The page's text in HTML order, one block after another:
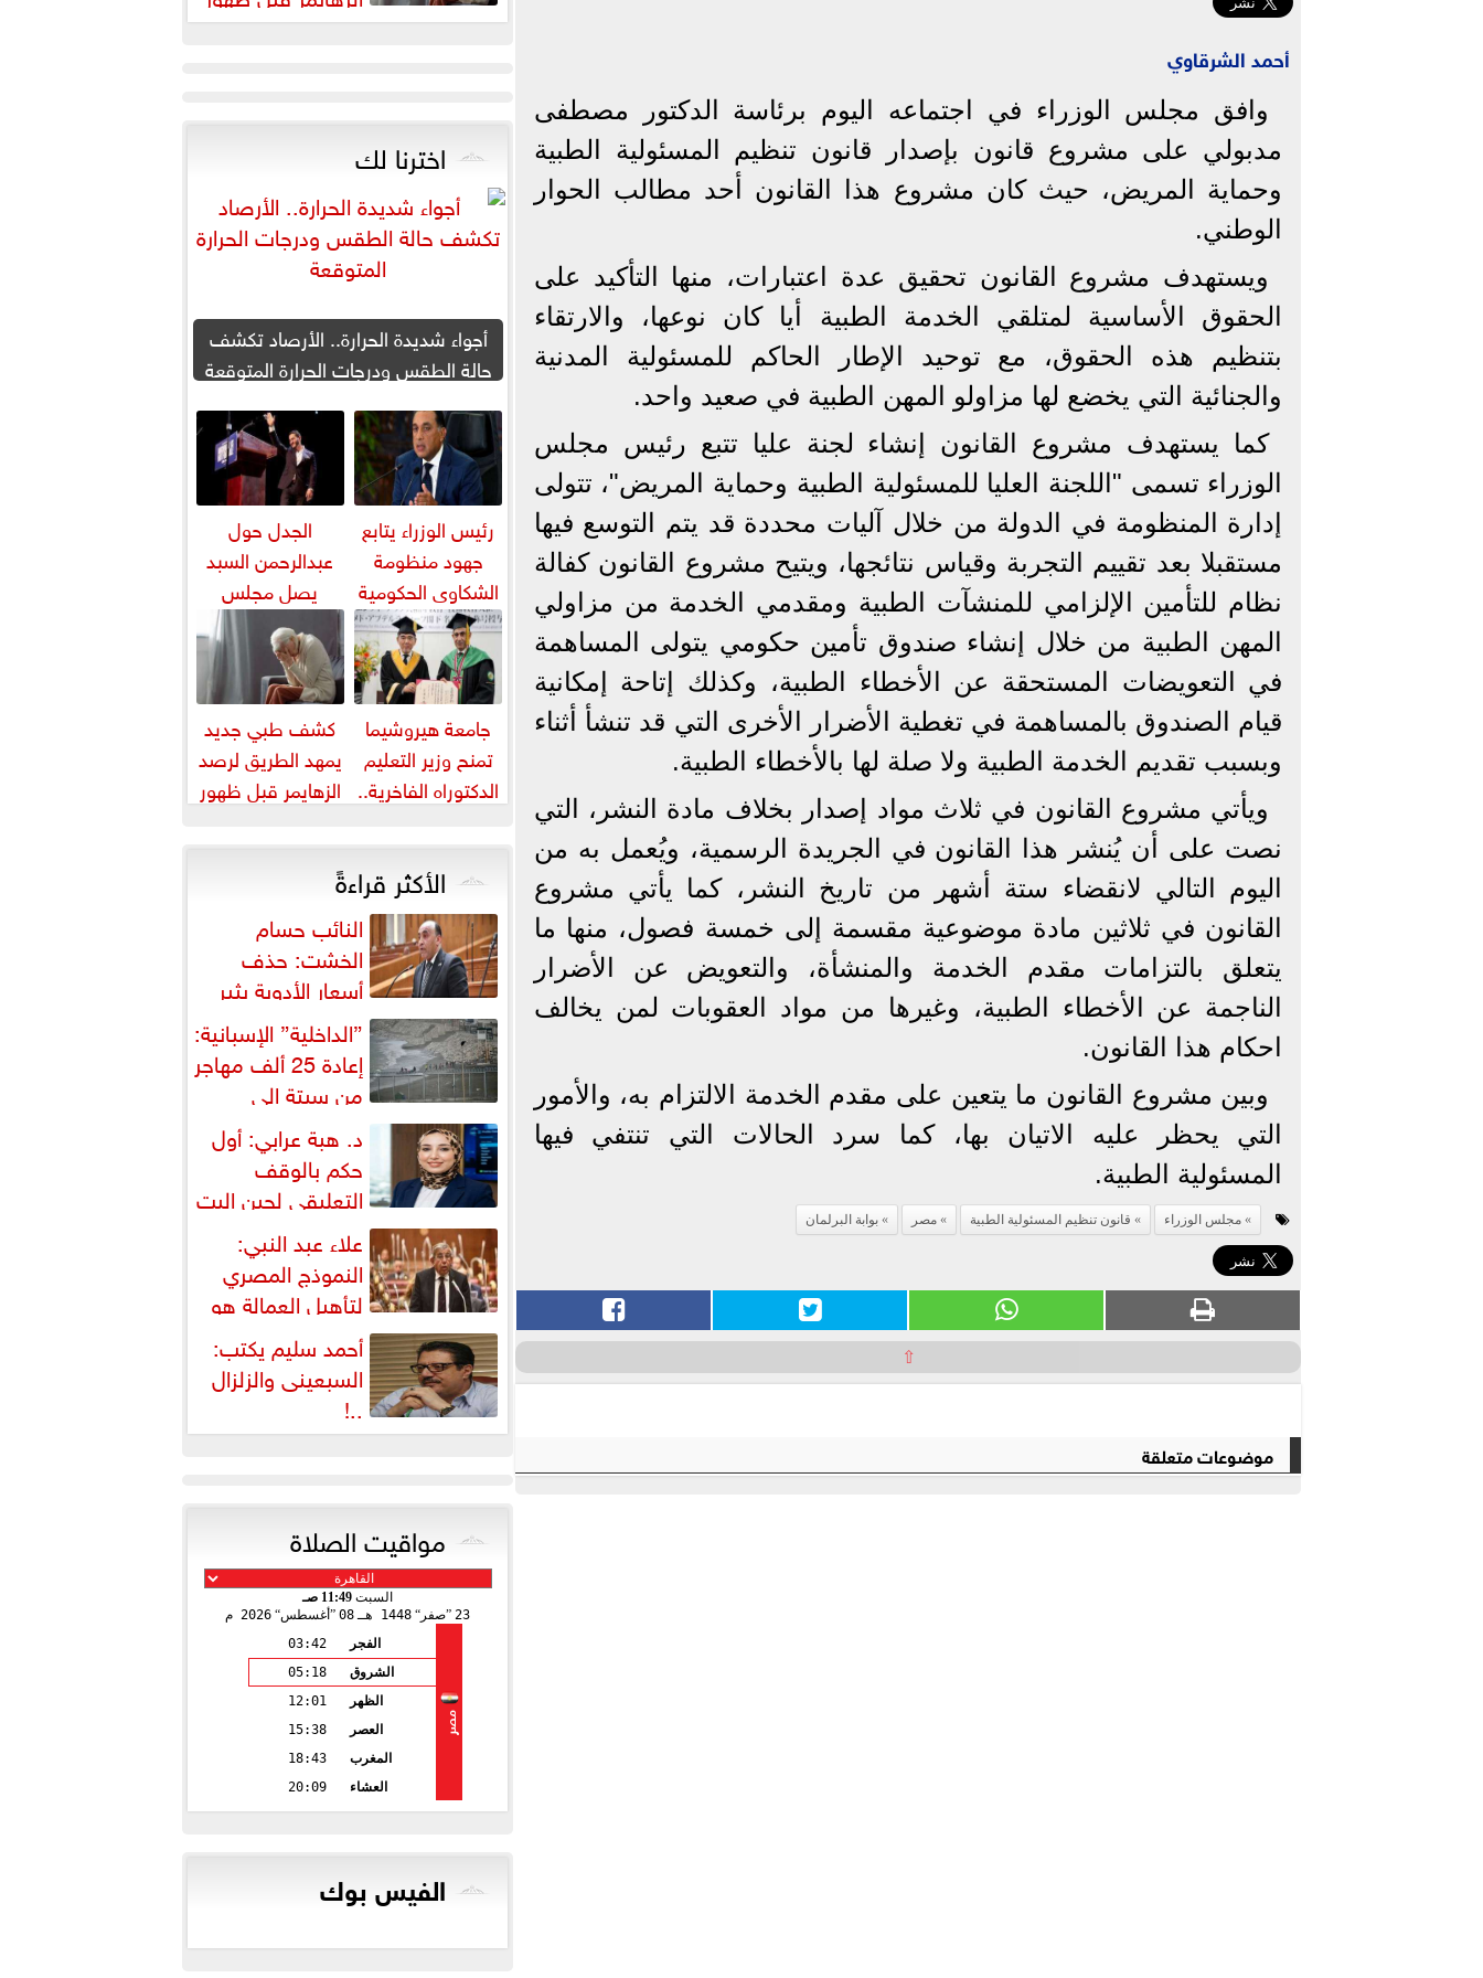
أحمد الشرقاوي
وافق مجلس الوزراء في اجتماعه اليوم برئاسة الدكتور مصطفى
مدبولي على مشروع قانون بإصدار قانون تنظيم المسئولية الطبية
وحماية المريض، حيث كان مشروع هذا القانون أحد مطالب الحوار
الوطني.
ويستهدف مشروع القانون تحقيق عدة اعتبارات، منها التأكيد على
الحقوق الأساسية لمتلقي الخدمة الطبية أيا كان نوعها، والارتقاء
بتنظيم هذه الحقوق، مع توحيد الإطار الحاكم للمسئولية المدنية
والجنائية التي يخضع لها مزاولو المهن الطبية في صعيد واحد.
كما يستهدف مشروع القانون إنشاء لجنة عليا تتبع رئيس مجلس
الوزراء تسمى "اللجنة العليا للمسئولية الطبية وحماية المريض"، تتولى
إدارة المنظومة في الدولة من خلال آليات محددة قد يتم التوسع فيها
مستقبلا بعد تقييم التجربة وقياس نتائجها، ويتيح مشروع القانون كفالة
نظام للتأمين الإلزامي للمنشآت الطبية ومقدمي الخدمة من مزاولي
المهن الطبية من خلال إنشاء صندوق تأمين حكومي يتولى المساهمة
في التعويضات المستحقة عن الأخطاء الطبية، وكذلك إتاحة إمكانية
قيام الصندوق بالمساهمة في تغطية الأضرار الأخرى التي قد تنشأ أثناء
وبسبب تقديم الخدمة الطبية ولا صلة لها بالأخطاء الطبية.
ويأتي مشروع القانون في ثلاث مواد إصدار بخلاف مادة النشر، التي
نصت على أن يُنشر هذا القانون في الجريدة الرسمية، ويُعمل به من
اليوم التالي لانقضاء ستة أشهر من تاريخ النشر، كما يأتي مشروع
القانون في ثلاثين مادة موضوعية مقسمة إلى خمسة فصول، منها ما
يتعلق بالتزامات مقدم الخدمة والمنشأة، والتعويض عن الأضرار
الناجمة عن الأخطاء الطبية، وغيرها من مواد العقوبات لمن يخالف
احكام هذا القانون.
وبين مشروع القانون ما يتعين على مقدم الخدمة الالتزام به، والأمور
التي يحظر عليه الاتيان بها، كما سرد الحالات التي تنتفي فيها
المسئولية الطبية.
مجلس الوزراء قانون تنظيم المسئولية الطبية مصر بوابة البرلمان
⇧
موضوعات متعلقة
أعراضه
اخترنا لك
أجواء شديدة الحرارة.. الأرصاد تكشف
حالة الطقس ودرجات الحرارة المتوقعة
رئيس الوزراء يتابع
جهود منظومة
الشكاوى الحكومية
خلال يوليو الماضي
الجدل حول
عبدالرحمن السبد
يصل مجلس
النواب.. وفريدي
البياضي يتبرأ من
تأييده...
جامعة هيروشيما
تمنح وزير التعليم
الدكتوراه الفاخرية..
للمعلمين
كشف طبي جديد
يمهد الطريق لرصد
الزهايمر قبل ظهور
الأكثر قراءةً
النائب حسام
الخشت: حذف
أسعار الأدوية يثير
إشكالية دستورية ويهدد حق
المواطن...
”الداخلية” الإسبانية:
إعادة 25 ألف مهاجر
من سبتة إلى
المغرب... وارتفاع حصيلة...
د. هبة عرابي: أول
حكم بالوقف
التعليقي لحين البت
في الطعن على... علاء عبد النبي:
النموذج المصري
لتأهيل العمالة هو
البديل العملي والأمثل لأزمات...
أحمد سليم يكتب:
السبعينى والزلزال
..!
مواقيت الصلاة
السبت 11:49 صـ
23 صفر 1448 هـ 08 أغسطس 2026 م
مصر
الفجر
03:42
الشروق
05:18
الظهر
12:01
العصر
15:38
المغرب
18:43
العشاء
20:09
الفيس بوك